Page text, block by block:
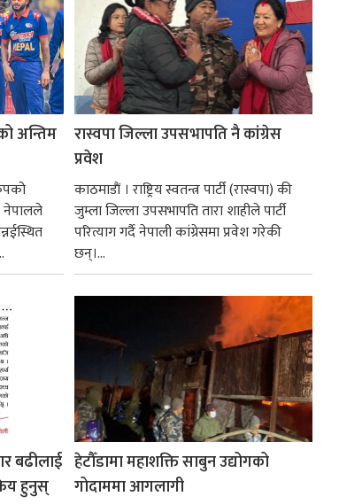
अन्तिम
नेपालले
रास्वपा जिल्ला उपसभापति नै कांग्रेस
प्रवेश
काठमाडाैं । राष्ट्रिय स्वतन्त्र पार्टी (रास्वपा) की
जुम्ला जिल्ला उपसभापति तारा शाहीले पार्टी
परित्याग गर्दै नेपाली कांग्रेसमा प्रवेश गरेकी
छन्।...
बढीलाई
हुनुस्
हेटौँडामा महाशक्ति साबुन उद्योगको
गोदाममा आगलागी